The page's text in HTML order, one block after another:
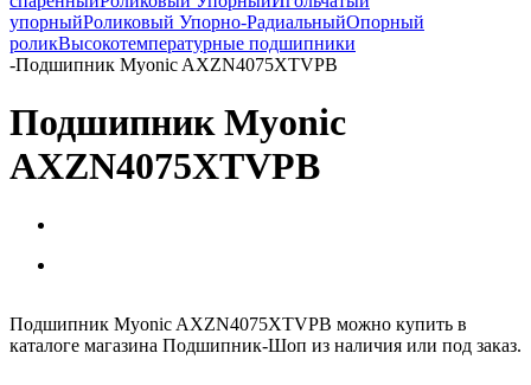
упорныйРоликовый Упорно-РадиальныйОпорный
роликВысокотемпературные подшипники
-Подшипник Myonic AXZN4075XTVPB
Подшипник Myonic
AXZN4075XTVPB
Подшипник Myonic AXZN4075XTVPB можно купить в
каталоге магазина Подшипник-Шоп из наличия или под заказ.